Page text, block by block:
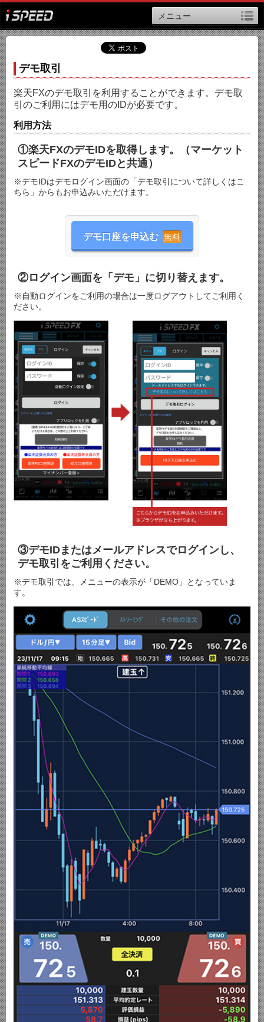
メニュー
デモ取引
楽天FXのデモ取引を利用することができます。デモ取
引のご利用にはデモ用のIDが必要です。
利用方法
①楽天FXのデモIDを取得します。（マーケット
スピードFXのデモIDと共通）
※デモIDはデモログイン画面の「デモ取引について詳しくはこ
ちら」からもお申込みいただけます。
デモ口座を申込む 無料
②ログイン画面を「デモ」に切り替えます。
※自動ログインをご利用の場合は一度ログアウトしてご利用く
ださい。
③デモIDまたはメールアドレスでログインし、
デモ取引をご利用ください。
※デモ取引では、メニューの表示が「DEMO」となっていま
す。